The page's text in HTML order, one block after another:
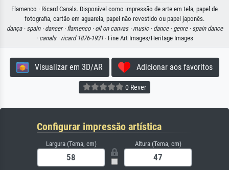
Flamenco · Ricard Canals. Disponível como impressão de arte em tela, papel de
fotografia, cartão em aguarela, papel não revestido ou papel japonês.
dança · spain · dancer · flamenco · oil on canvas · music · dance · genre · spain dance
· canals · ricard 1876-1931· Fine Art Images/Heritage Images
Visualizar em 3D/AR Adicionar aos favoritos
0 Rever
Configurar impressão artística
Largura (Tema, cm) Altura (Tema, cm)